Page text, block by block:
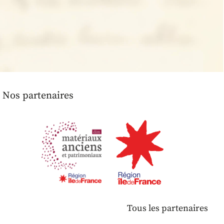
Nos partenaires
Tous les partenaires